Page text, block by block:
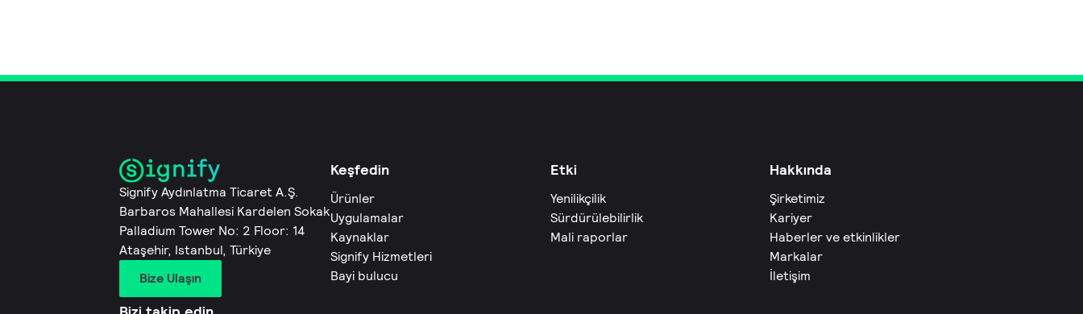
Signify Aydınlatma Ticaret A.Ş.
Barbaros Mahallesi Kardelen Sokak
Palladium Tower No: 2 Floor: 14
Ataşehir, Istanbul, Türkiye
Bize Ulaşın
Keşfedin
Ürünler
Uygulamalar
Kaynaklar
Signify Hizmetleri
Bayi bulucu
Etki
Yenilikçilik
Sürdürülebilirlik
Mali raporlar
Hakkında
Şirketimiz
Kariyer
Haberler ve etkinlikler
Markalar
İletişim